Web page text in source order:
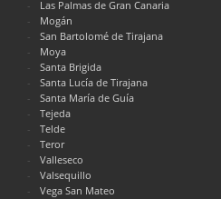
Las Palmas de Gran Canaria
Mogán
San Bartolomé de Tirajana
Moya
Santa Brigida
Santa Lucía de Tirajana
Santa María de Guía
Tejeda
Telde
Teror
Valleseco
Valsequillo
Vega San Mateo